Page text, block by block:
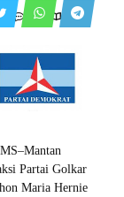
0 129
Partai Golkar
Maria Hernie